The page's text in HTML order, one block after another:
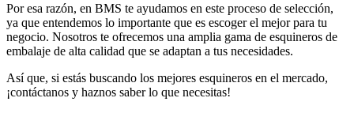
Por esa razón, en BMS te ayudamos en este proceso de selección,
ya que entendemos lo importante que es escoger el mejor para tu
negocio. Nosotros te ofrecemos una amplia gama de esquineros de
embalaje de alta calidad que se adaptan a tus necesidades.
Así que, si estás buscando los mejores esquineros en el mercado,
¡contáctanos y haznos saber lo que necesitas!